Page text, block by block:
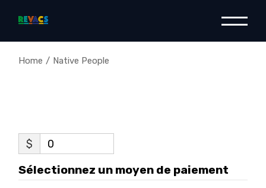
Home Native People
$ 0
Sélectionnez un moyen de paiement